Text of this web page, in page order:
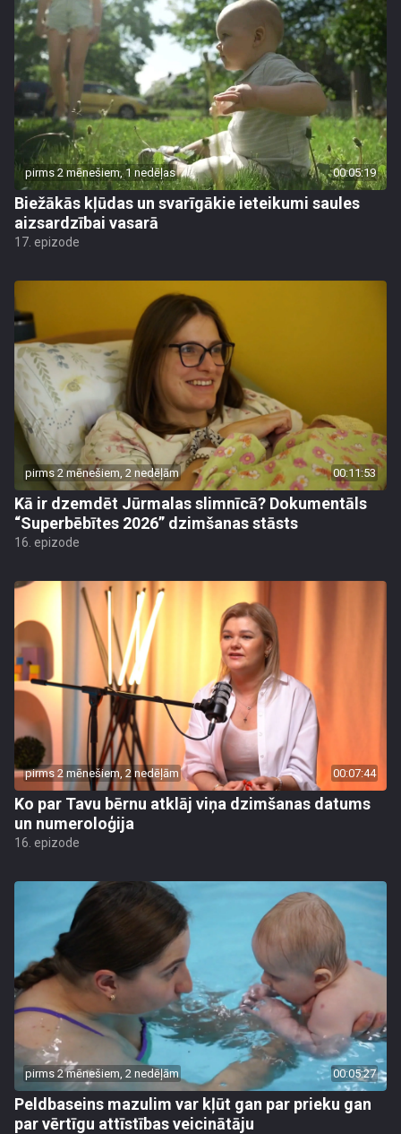
pirms 2 mēnešiem, 1 nedēļas 00:05:19
Biežākās kļūdas un svarīgākie ieteikumi saules
aizsardzībai vasarā
17. epizode
pirms 2 mēnešiem, 2 nedēļām 00:11:53
Kā ir dzemdēt Jūrmalas slimnīcā? Dokumentāls
“Superbēbītes 2026” dzimšanas stāsts
16. epizode
pirms 2 mēnešiem, 2 nedēļām 00:07:44
Ko par Tavu bērnu atklāj viņa dzimšanas datums
un numeroloģija
16. epizode
pirms 2 mēnešiem, 2 nedēļām 00:05:27
Peldbaseins mazulim var kļūt gan par prieku gan
par vērtīgu attīstības veicinātāju